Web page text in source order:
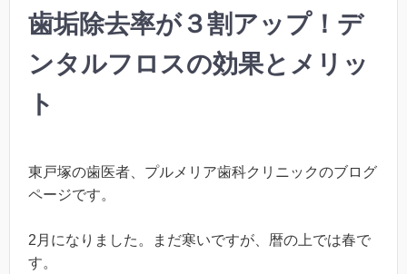
歯垢除去率が３割アップ！デ
ンタルフロスの効果とメリッ
ト
東戸塚の歯医者、プルメリア歯科クリニックのブログ
ページです。
2月になりました。まだ寒いですが、暦の上では春で
す。